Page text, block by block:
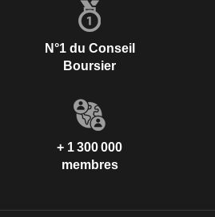
N°1 du Conseil
Boursier
+ 1 300 000
membres